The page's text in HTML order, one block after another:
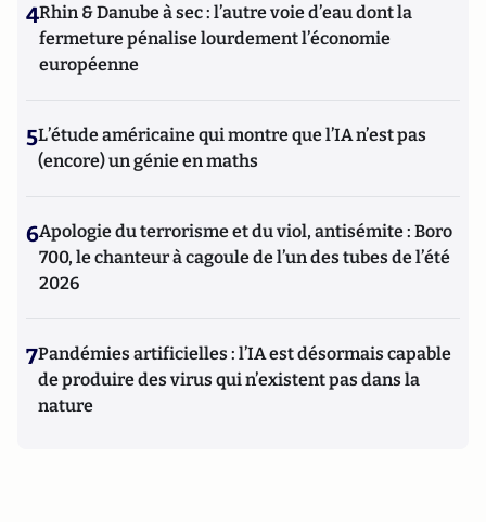
4Rhin & Danube à sec : l’autre voie d’eau dont la
fermeture pénalise lourdement l’économie
européenne
5L’étude américaine qui montre que l’IA n’est pas
(encore) un génie en maths
6Apologie du terrorisme et du viol, antisémite : Boro
700, le chanteur à cagoule de l’un des tubes de l’été
2026
7Pandémies artificielles : l’IA est désormais capable
de produire des virus qui n’existent pas dans la
nature